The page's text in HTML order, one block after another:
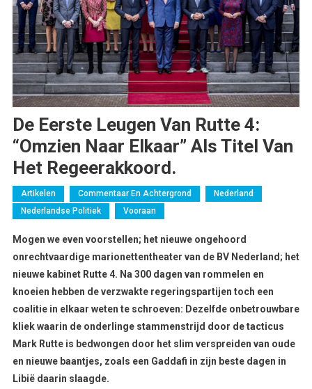
De Eerste Leugen Van Rutte 4:
“Omzien Naar Elkaar” Als Titel Van
Het Regeerakkoord.
Artikelen Commentaar En Achtergrond
Nederland
Nederlandse Politiek
Vooraan
Mogen we even voorstellen; het nieuwe ongehoord
onrechtvaardige marionettentheater van de BV Nederland; het
nieuwe kabinet Rutte 4. Na 300 dagen van rommelen en
knoeien hebben de verzwakte regeringspartijen toch een
coalitie in elkaar weten te schroeven: Dezelfde onbetrouwbare
kliek waarin de onderlinge stammenstrijd door de tacticus
Mark Rutte is bedwongen door het slim verspreiden van oude
en nieuwe baantjes, zoals een Gaddafi in zijn beste dagen in
Libië daarin slaagde.